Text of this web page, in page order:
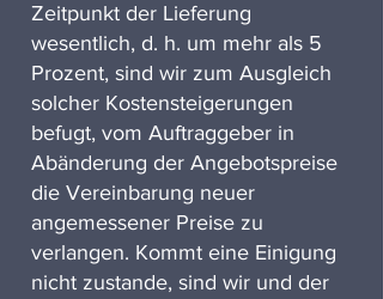
Zeitpunkt der Lieferung
wesentlich, d. h. um mehr als 5
Prozent, sind wir zum Ausgleich
solcher Kostensteigerungen
befugt, vom Auftraggeber in
Abänderung der Angebotspreise
die Vereinbarung neuer
angemessener Preise zu
verlangen. Kommt eine Einigung
nicht zustande, sind wir und der